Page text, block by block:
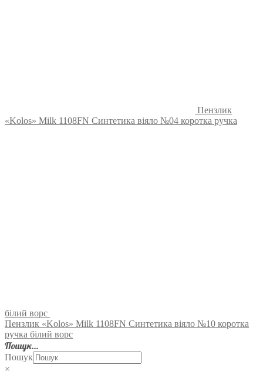
Пензлик
«Kolos» Milk 1108FN Синтетика віяло №04 коротка ручка
білий ворс
Пензлик «Kolos» Milk 1108FN Синтетика віяло №10 коротка
ручка білий ворс
Пошук…
Пошук
×